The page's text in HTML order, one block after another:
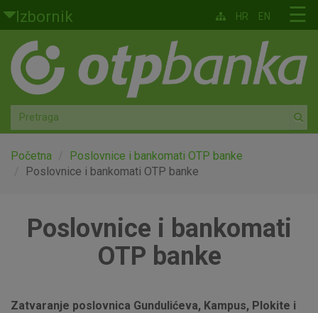
Skoči na glavni sadržaj
Izbornik
Građani
Privatno bankarstvo
Agro
Mala poduzeća i obrtnici
Globalna tržišta
☰
HR EN
Početna
Poslovnice i bankomati OTP banke
Poslovnice i bankomati OTP banke
Poslovnice i bankomati
OTP banke
Zatvaranje poslovnica Gundulićeva, Kampus, Plokite i